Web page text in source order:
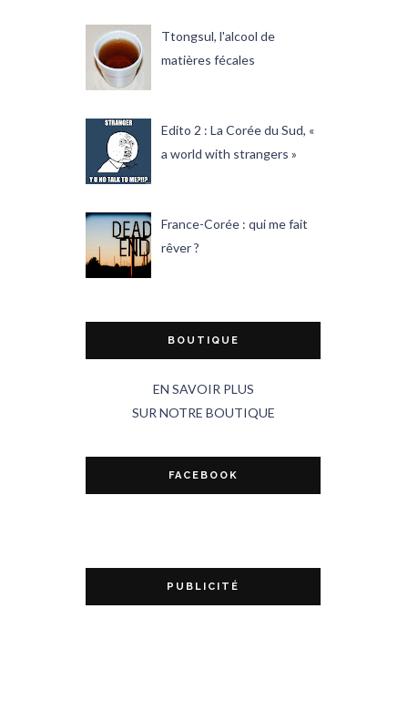
Ttongsul, l'alcool de
matières fécales
Edito 2 : La Corée du Sud, «
a world with strangers »
France-Corée : qui me fait
rêver ?
BOUTIQUE
EN SAVOIR PLUS
SUR NOTRE BOUTIQUE
FACEBOOK
PUBLICITÉ